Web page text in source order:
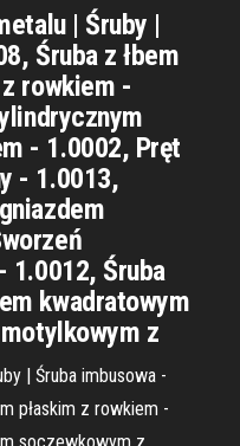
| Śruby |
Śruba z łbem
rowkiem -
- 1.0002, Pręt
- 1.0013,
1.0012, Śruba
kwadratowym
z
| Śruba imbusowa -
płaskim z rowkiem -